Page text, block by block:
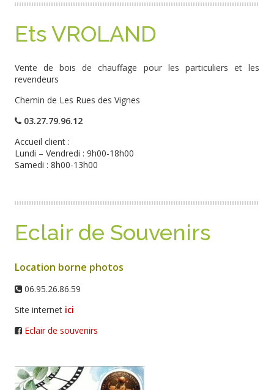
Ets VROLAND
Vente de bois de chauffage pour les particuliers et les
revendeurs
Chemin de Les Rues des Vignes
03.27.79.96.12
Accueil client :
Lundi – Vendredi : 9h00-18h00
Samedi : 8h00-13h00
Eclair de Souvenirs
Location borne photos
06.95.26.86.59
Site internet ici
Eclair de souvenirs